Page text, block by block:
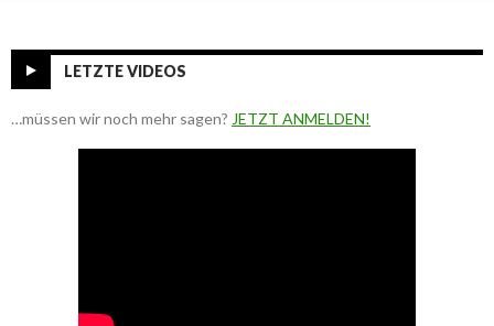
LETZTE VIDEOS
…müssen wir noch mehr sagen? JETZT ANMELDEN!